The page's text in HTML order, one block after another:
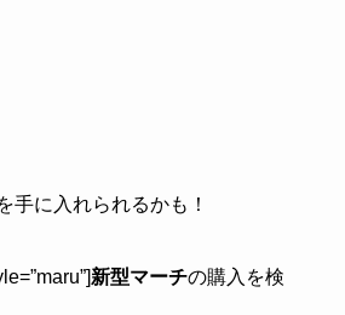
手に入れられるかも！
新型マーチの購入を検